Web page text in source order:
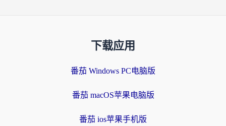
下载应用
番茄 Windows PC电脑版
番茄 macOS苹果电脑版
番茄 ios苹果手机版